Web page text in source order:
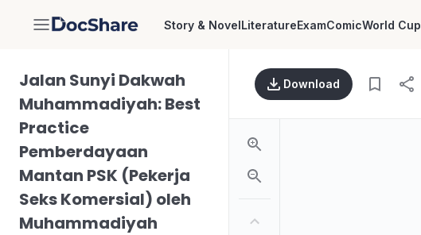
DocShare Story & NovelLiteratureExamComicWorld Cup
Jalan Sunyi Dakwah
Muhammadiyah: Best
Practice
Pemberdayaan
Mantan PSK (Pekerja
Seks Komersial) oleh
Muhammadiyah
Download